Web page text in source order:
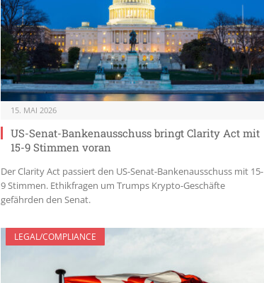
15. MAI 2026
US-Senat-Bankenausschuss bringt Clarity Act mit
15-9 Stimmen voran
Der Clarity Act passiert den US-Senat-Bankenausschuss mit 15-
9 Stimmen. Ethikfragen um Trumps Krypto-Geschäfte
gefährden den Senat.
LEGAL/COMPLIANCE